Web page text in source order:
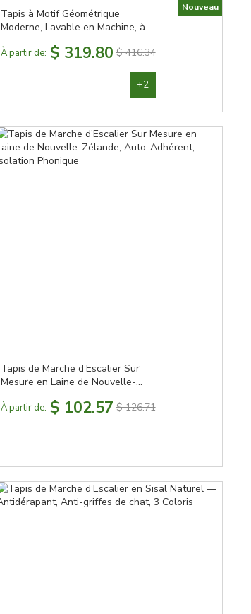
Tapis à Motif Géométrique
Moderne, Lavable en Machine, à
Antidérapante
À partir de: $ 319.80 $ 416.34
+2
Nouveau
Tapis de Marche d’Escalier Sur
Mesure en Laine de Nouvelle-
Phonique
À partir de: $ 102.57 $ 126.71